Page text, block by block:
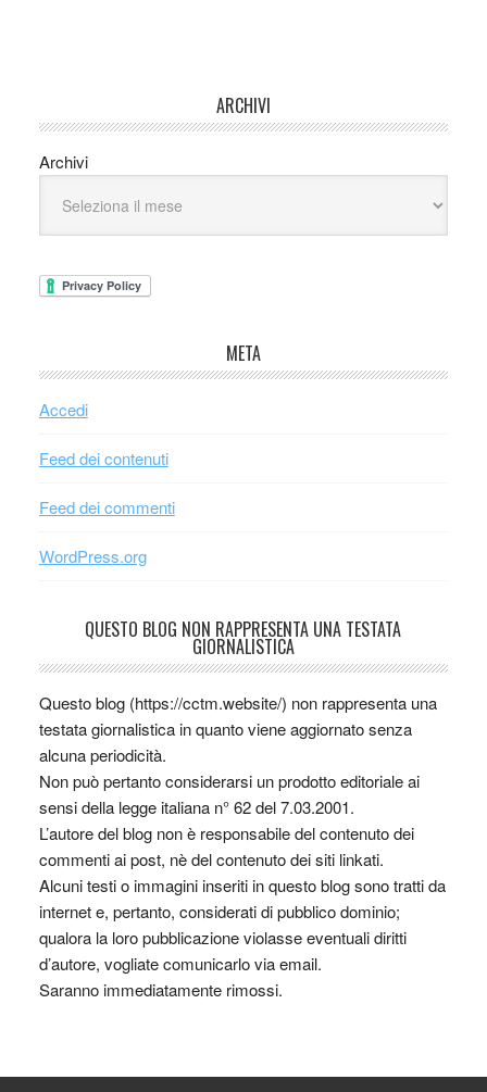
ARCHIVI
Archivi
META
Accedi
Feed dei contenuti
Feed dei commenti
WordPress.org
QUESTO BLOG NON RAPPRESENTA UNA TESTATA
GIORNALISTICA
Questo blog (https://cctm.website/) non rappresenta una
testata giornalistica in quanto viene aggiornato senza
alcuna periodicità.
Non può pertanto considerarsi un prodotto editoriale ai
sensi della legge italiana n° 62 del 7.03.2001.
L’autore del blog non è responsabile del contenuto dei
commenti ai post, nè del contenuto dei siti linkati.
Alcuni testi o immagini inseriti in questo blog sono tratti da
internet e, pertanto, considerati di pubblico dominio;
qualora la loro pubblicazione violasse eventuali diritti
d’autore, vogliate comunicarlo via email.
Saranno immediatamente rimossi.